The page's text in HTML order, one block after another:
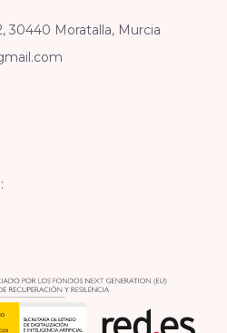
30440 Moratalla, Murcia